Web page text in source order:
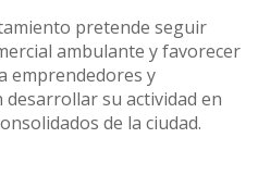
pretende seguir
ambulante y favorecer
emprendedores y
su actividad en
de la ciudad.